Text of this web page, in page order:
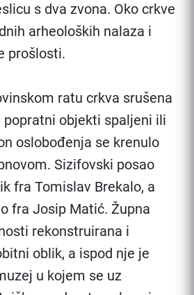
s dva zvona. Oko crkve
arheoloških nalaza i
prošlosti.
ratu crkva srušena
popratni objekti spaljeni ili
oslobođenja se krenulo
Sizifovski posao
fra Tomislav Brekalo, a
fra Josip Matić. Župna
rekonstruirana i
oblik, a ispod nje je
u kojem se uz